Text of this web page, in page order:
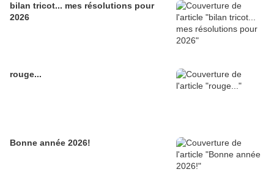
bilan tricot... mes résolutions pour
2026
rouge...
Bonne année 2026!